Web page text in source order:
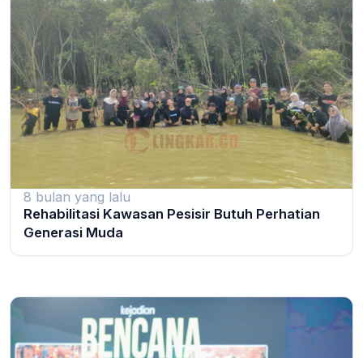
8 bulan yang lalu
Rehabilitasi Kawasan Pesisir Butuh Perhatian
Generasi Muda